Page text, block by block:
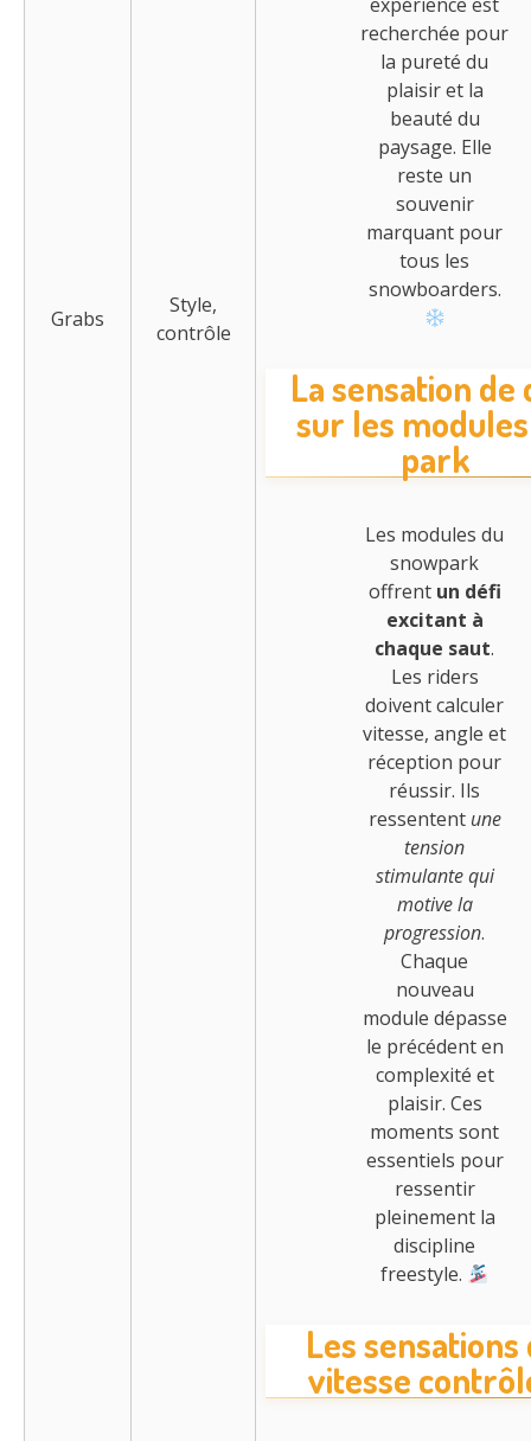
Grabs
Style,
contrôle
recherchée pour
la pureté du
plaisir et la
beauté du
paysage. Elle
reste un
souvenir
marquant pour
tous les
snowboarders.
La sensation de
sur les
park
Les modules du
snowpark
offrent un défi
excitant à
chaque saut.
Les riders
doivent calculer
vitesse, angle et
réception pour
réussir. Ils
ressentent une
tension
stimulante qui
motive la
progression.
Chaque
nouveau
module dépasse
le précédent en
complexité et
plaisir. Ces
moments sont
essentiels pour
ressentir
pleinement la
discipline
freestyle.
Les sensations
vitesse